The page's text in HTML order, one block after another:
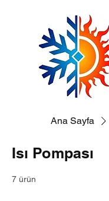
Ana Sayfa
Isı Pompası
7 ürün